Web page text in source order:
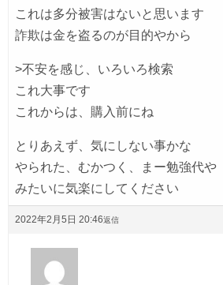
これは多分被害はないと思います
詐欺は金を盗るのが目的やから
>不安を感じ、いろいろ検索
これ大事です
これからは、購入前にね
とりあえず、気にしない事かな
やられた、むかつく、まー勉強代や
みたいに気楽にしてください
2022年2月5日 20:46返信